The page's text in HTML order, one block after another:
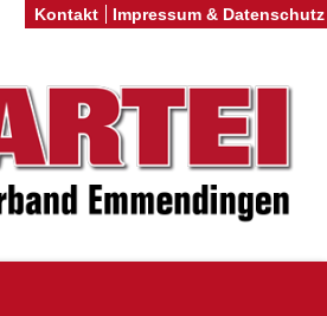
Kontakt Impressum & Datenschutz